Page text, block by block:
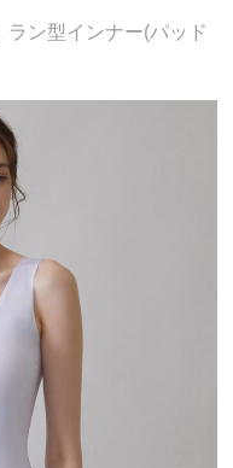
ン型インナー(パッド